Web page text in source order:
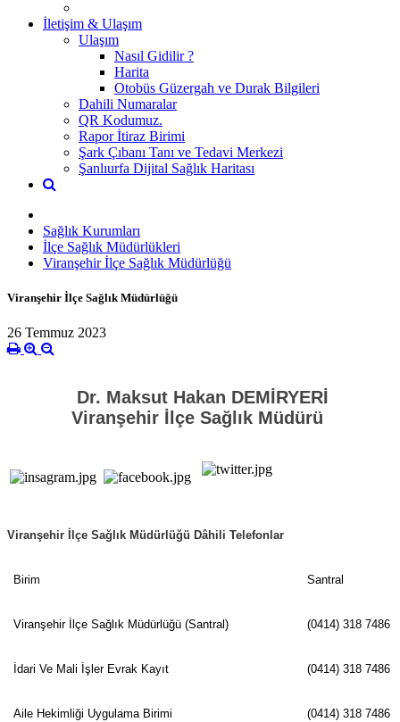
İletişim & Ulaşım
Ulaşım
Nasıl Gidilir ?
Harita
Otobüs Güzergah ve Durak Bilgileri
Dahili Numaralar
QR Kodumuz.
Rapor İtiraz Birimi
Şark Çıbanı Tanı ve Tedavi Merkezi
Şanlıurfa Dijital Sağlık Haritası
Sağlık Kurumları
İlçe Sağlık Müdürlükleri
Viranşehir İlçe Sağlık Müdürlüğü
Viranşehir İlçe Sağlık Müdürlüğü
26 Temmuz 2023
Dr. Maksut Hakan DEMİRYERİ
Viranşehir İlçe Sağlık Müdürü
Viranşehir İlçe Sağlık Müdürlüğü Dâhili Telefonlar
Birim Santral
Viranşehir İlçe Sağlık Müdürlüğü (Santral) (0414) 318 7486
İdari Ve Mali İşler Evrak Kayıt (0414) 318 7486
Aile Hekimliği Uygulama Birimi (0414) 318 7486